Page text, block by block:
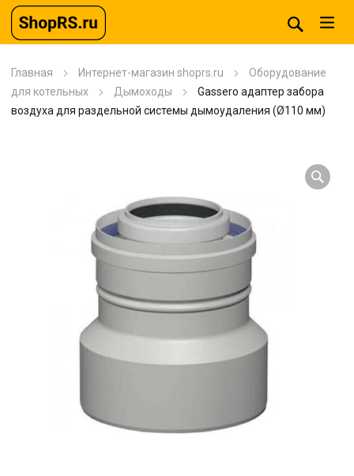
Главная Интернет-магазин shoprs.ru
Оборудование
для котельных
Дымоходы
Gassero адаптер забора
воздуха для раздельной системы дымоудаления (Ø110 мм)